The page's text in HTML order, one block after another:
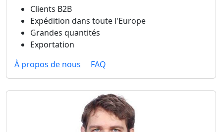
Clients B2B
Expédition dans toute l'Europe
Grandes quantités
Exportation
À propos de nous
FAQ